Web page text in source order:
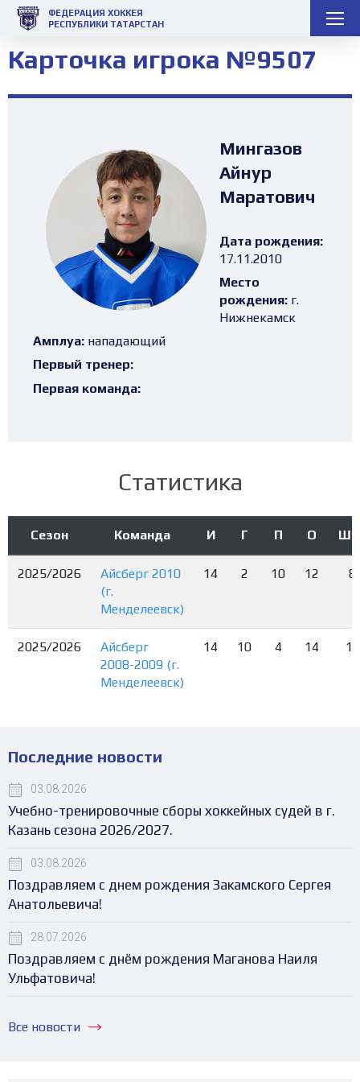
ФЕДЕРАЦИЯ ХОККЕЯ
РЕСПУБЛИКИ ТАТАРСТАН
Карточка игрока №9507
Мингазов
Айнур
Маратович
Дата рождения:
17.11.2010
Место
рождения: г.
Нижнекамск
Амплуа: нападающий
Первый тренер:
Первая команда:
Статистика
Сезон Команда И Г П О
2025/2026
Айсберг 2010
(г.
Менделеевск)
14 2 10 12 8
2025/2026
Айсберг
2008-2009 (г.
Менделеевск)
14 10 4 14 14
Последние новости
03.08.2026
Учебно-тренировочные сборы хоккейных судей в г.
Казань сезона 2026/2027.
03.08.2026
Поздравляем с днем рождения Закамского Сергея
Анатольевича!
28.07.2026
Поздравляем с днём рождения Маганова Наиля
Ульфатовича!
Все новости